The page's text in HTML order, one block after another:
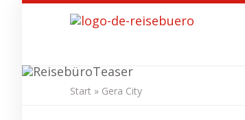
content
Start » Gera City